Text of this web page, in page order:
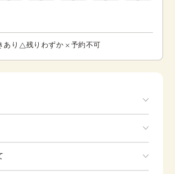
あり 残りわずか 予約不可
には、抽象的な背景画が描かれ、松竹
」として格高い吉祥文様です。上前の
たかわいらしい梅を背に、天に向かっ
をすべて含みます。